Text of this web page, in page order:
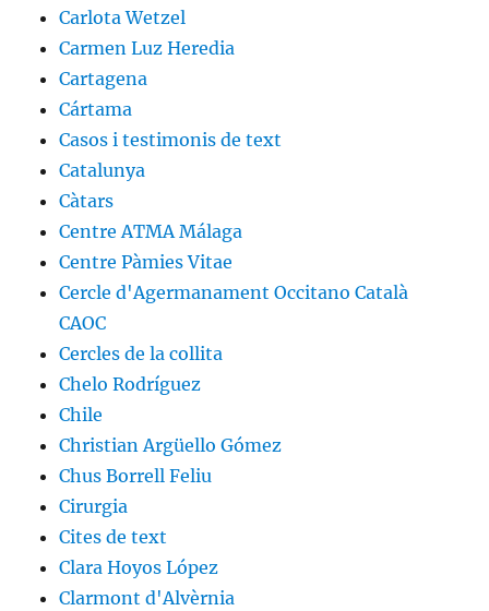
Carlota Wetzel
Carmen Luz Heredia
Cartagena
Cártama
Casos i testimonis de text
Catalunya
Càtars
Centre ATMA Málaga
Centre Pàmies Vitae
Cercle d'Agermanament Occitano Català
CAOC
Cercles de la collita
Chelo Rodríguez
Chile
Christian Argüello Gómez
Chus Borrell Feliu
Cirurgia
Cites de text
Clara Hoyos López
Clarmont d'Alvèrnia